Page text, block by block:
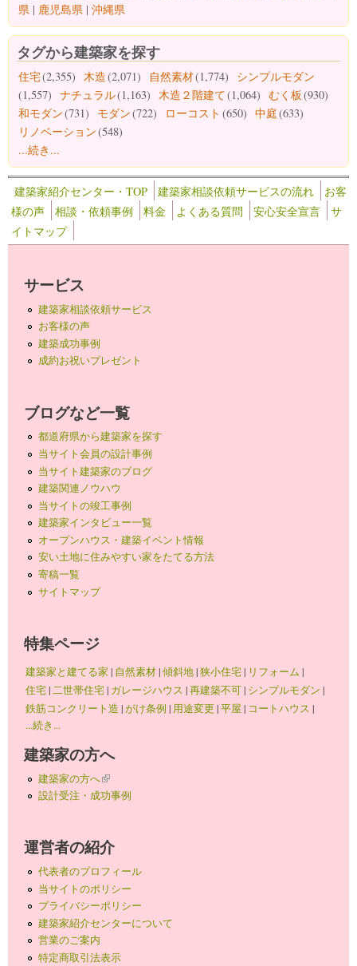
県 | 鹿児島県 | 沖縄県
タグから建築家を探す
住宅(2,355) 木造(2,071) 自然素材(1,774)
シンプルモダン
(1,557) ナチュラル(1,163) 木造２階建て(1,064) むく板 (930)
和モダン(731) モダン(722) ローコスト (650) 中庭(633)
リノベーション(548)
...続き...
建築家紹介センター・TOP 建築家相談依頼サービスの流れ
お客
様の声
相談・依頼事例 料金 よくある質問 安心安全宣言
サ
イトマップ
サービス
建築家相談依頼サービス
お客様の声
建築成功事例
成約お祝いプレゼント
ブログなど一覧
都道府県から建築家を探す
当サイト会員の設計事例
当サイト建築家のブログ
建築関連ノウハウ
当サイトの竣工事例
建築家インタビュー一覧
オープンハウス・建築イベント情報
安い土地に住みやすい家をたてる方法
寄稿一覧
サイトマップ
特集ページ
建築家と建てる家 | 自然素材|傾斜地|狭小住宅| リフォーム |
住宅|二世帯住宅| ガレージハウス |再建築不可| シンプルモダン |
鉄筋コンクリート造 |がけ条例 | 用途変更 |平屋 | コートハウス |
...続き...
建築家の方へ
建築家の方へ(link is external)
設計受注・成功事例
運営者の紹介
代表者のプロフィール
当サイトのポリシー
プライバシーポリシー
建築家紹介センターについて
営業のご案内
特定商取引法表示